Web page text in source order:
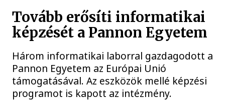
Tovább erősíti informatikai
képzését a Pannon Egyetem
Három informatikai laborral gazdagodott a
Pannon Egyetem az Európai Unió
támogatásával. Az eszközök mellé képzési
programot is kapott az intézmény.